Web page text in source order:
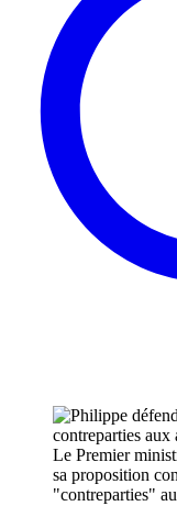
Le Premier
sa proposition
"contreparties"